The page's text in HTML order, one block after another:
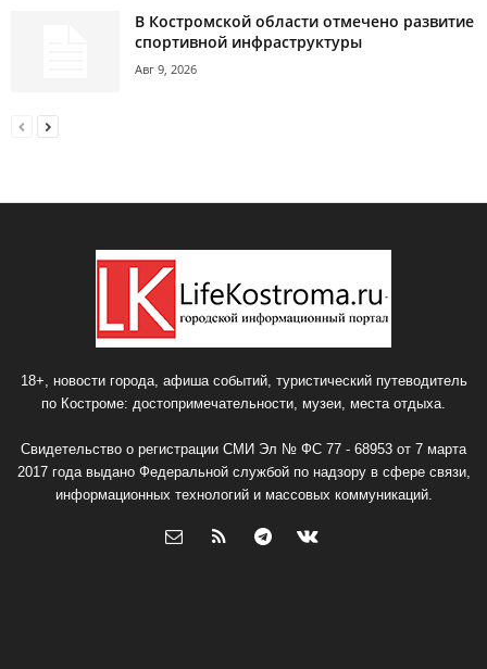
В Костромской области отмечено развитие
спортивной инфраструктуры
Авг 9, 2026
18+, новости города, афиша событий, туристический путеводитель
по Костроме: достопримечательности, музеи, места отдыха.
Свидетельство о регистрации СМИ Эл № ФС 77 - 68953 от 7 марта
2017 года выдано Федеральной службой по надзору в сфере связи,
информационных технологий и массовых коммуникаций.